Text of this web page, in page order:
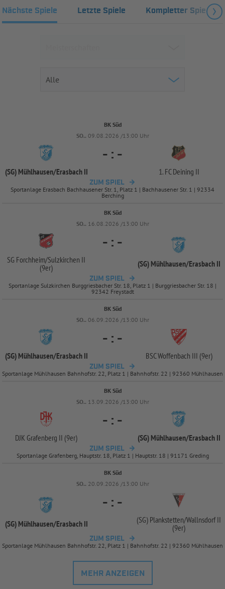
Nächste Spiele Letzte Spiele Kompletter Spielplan
BK Süd
SO.. 09.08.2026 /13:00 Uhr
(SG) Mühlhausen/Erasbach II
- : -
1. FC Deining II
ZUM SPIEL
Sportanlage Erasbach Bachhausener Str. 1, Platz 1 | Bachhausener Str. 1 | 92334
Berching
BK Süd
SO.. 16.08.2026 /13:00 Uhr
SG Forchheim/Sulzkirchen II
(9er)
- : -
(SG) Mühlhausen/Erasbach II
ZUM SPIEL
Sportanlage Sulzkirchen Burggriesbacher Str. 18, Platz 1 | Burggriesbacher Str. 18 |
92342 Freystadt
BK Süd
SO.. 06.09.2026 /13:00 Uhr
(SG) Mühlhausen/Erasbach II
- : -
BSC Woffenbach III (9er)
ZUM SPIEL
Sportanlage Mühlhausen Bahnhofstr. 22, Platz 1 | Bahnhofstr. 22 | 92360 Mühlhausen
BK Süd
SO.. 13.09.2026 /13:00 Uhr
DJK Grafenberg II (9er)
- : -
(SG) Mühlhausen/Erasbach II
ZUM SPIEL
Sportanlage Grafenberg, Hauptstr. 18, Platz 1 | Hauptstr. 18 | 91171 Greding
BK Süd
SO.. 20.09.2026 /13:00 Uhr
(SG) Mühlhausen/Erasbach II
- : -
(SG) Plankstetten/Wallnsdorf II
(9er)
ZUM SPIEL
Sportanlage Mühlhausen Bahnhofstr. 22, Platz 1 | Bahnhofstr. 22 | 92360 Mühlhausen
MEHR ANZEIGEN